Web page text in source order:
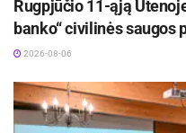
Rugpjūčio 11-ąją
banko“ civilinės saugos
2026-08-06